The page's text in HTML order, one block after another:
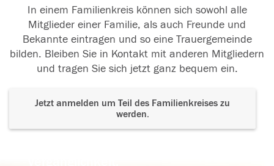
In einem Familienkreis können sich sowohl alle
Mitglieder einer Familie, als auch Freunde und
Bekannte eintragen und so eine Trauergemeinde
bilden. Bleiben Sie in Kontakt mit anderen Mitgliedern
und tragen Sie sich jetzt ganz bequem ein.
Jetzt anmelden um Teil des Familienkreises zu
werden.